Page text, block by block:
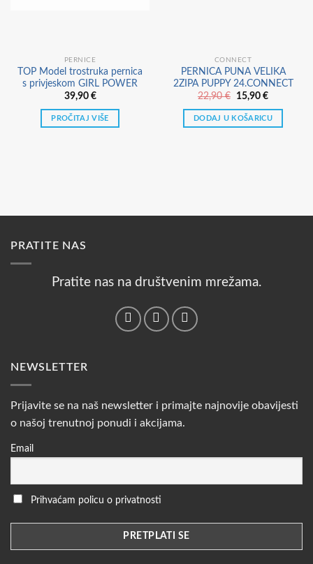
PERNICE
TOP Model trostruka pernica
s privjeskom GIRL POWER
39,90 €
PROČITAJ VIŠE
CONNECT
PERNICA PUNA VELIKA
2ZIPA PUPPY 24.CONNECT
22,90€
Izvorna
bila
je:
15,90€Trenutna
je:
15,90 €.
DODAJ U KOŠARICU
PRATITE NAS
Pratite nas na društvenim mrežama.
NEWSLETTER
Prijavite se na naš newsletter i primajte najnovije obavijesti
o našoj trenutnoj ponudi i akcijama.
Email
Prihvaćam policu o privatnosti